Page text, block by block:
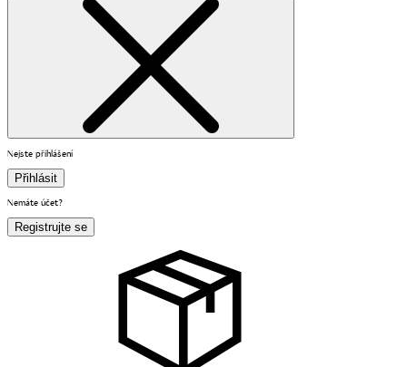
Nejste přihlášení
Přihlásit
Nemáte účet?
Registrujte se